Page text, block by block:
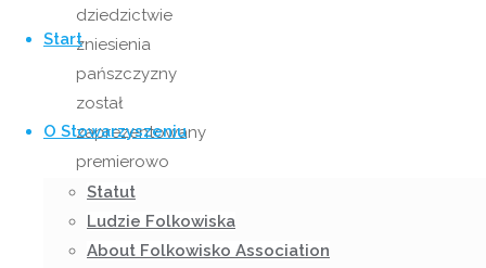
Start
O Stowarzyszeniu
Statut
Ludzie Folkowiska
About Folkowisko Association
dziedzictwie
zniesienia
pańszczyzny
został
zaprezentowany
premierowo
w
styczniu
2015 w